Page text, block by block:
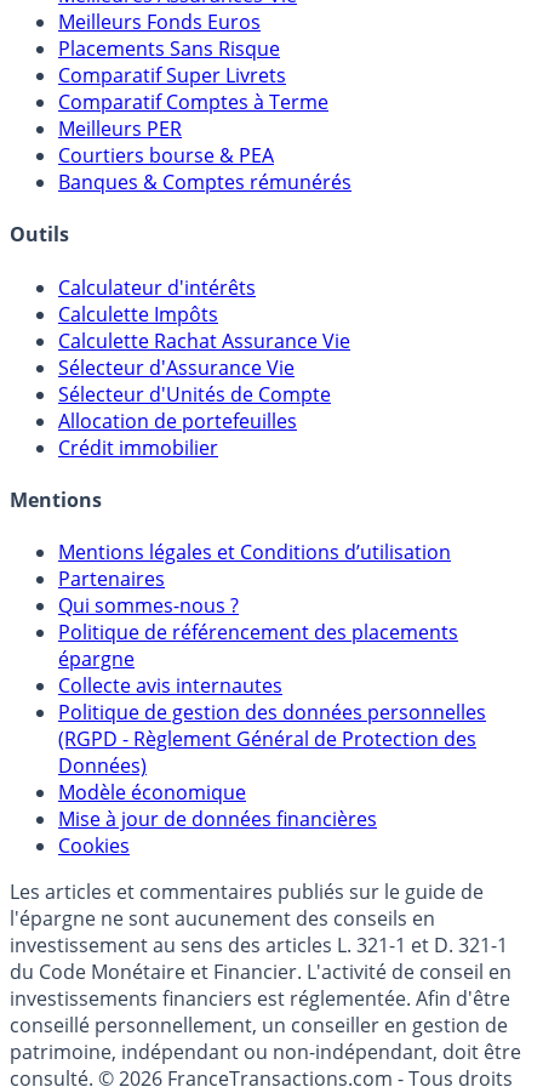
Meilleures Assurances-Vie
Meilleurs Fonds Euros
Placements Sans Risque
Comparatif Super Livrets
Comparatif Comptes à Terme
Meilleurs PER
Banques & Comptes rémunérés
Outils
Calculateur d'intérêts
Calculette Impôts
Calculette Rachat Assurance Vie
Sélecteur d'Assurance Vie
Sélecteur d'Unités de Compte
Crédit immobilier
Mentions
Mentions légales et Conditions d’utilisation
Partenaires
Qui sommes-nous ?
Politique de référencement des placements
épargne
Collecte avis internautes
Politique de gestion des données personnelles
(RGPD - Règlement Général de Protection des
Données)
Modèle économique
Cookies
Les articles et commentaires publiés sur le guide de
l'épargne ne sont aucunement des conseils en
investissement au sens des articles L. 321-1 et D. 321-1
du Code Monétaire et Financier. L'activité de conseil en
investissements financiers est réglementée. Afin d'être
conseillé personnellement, un conseiller en gestion de